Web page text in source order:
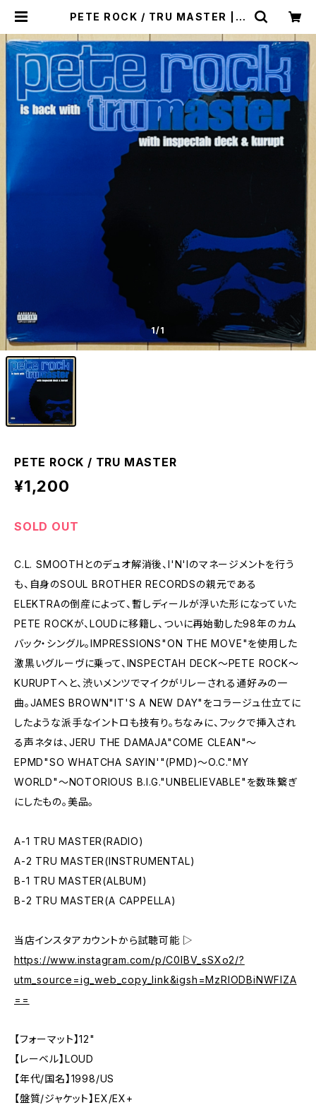
PETE ROCK / TRU MASTER | V
1/1
PETE ROCK / TRU MASTER
¥1,200
SOLD OUT
C.L. SMOOTHとのデュオ解消後、I'N'Iのマネージメントを行う
も、自身のSOUL BROTHER RECORDSの親元である
ELEKTRAの倒産によって、暫しディールが浮いた形になっていた
PETE ROCKが、LOUDに移籍し、ついに再始動した98年のカム
バック・シングル。IMPRESSIONS"ON THE MOVE"を使用した
激黒いグルーヴに乗って、INSPECTAH DECK〜PETE ROCK〜
KURUPTへと、渋いメンツでマイクがリレーされる通好みの一
曲。JAMES BROWN"IT'S A NEW DAY"をコラージュ仕立てに
したような派手なイントロも技有り。ちなみに、フックで挿入され
る声ネタは、JERU THE DAMAJA"COME CLEAN"〜
EPMD"SO WHATCHA SAYIN'"(PMD)〜O.C."MY
WORLD"〜NOTORIOUS B.I.G."UNBELIEVABLE"を数珠繋ぎ
にしたもの。美品。
A-1 TRU MASTER(RADIO)
A-2 TRU MASTER(INSTRUMENTAL)
B-1 TRU MASTER(ALBUM)
B-2 TRU MASTER(A CAPPELLA)
当店インスタアカウントから試聴可能 ▷
https://www.instagram.com/p/C0IBV_sSXo2/?
utm_source=ig_web_copy_link&igsh=MzRlODBiNWFlZA
==
【フォーマット】12"
【レーベル】LOUD
【年代/国名】1998/US
【盤質/ジャケット】EX/EX+